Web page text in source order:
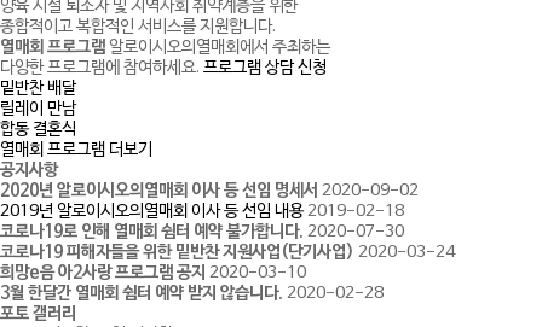
양육 시설 퇴소자 및 지역사회 취약계층을 위한
종합적이고 복합적인 서비스를 지원합니다.
열매회 프로그램 알로이시오의열매회에서 주최하는
다양한 프로그램에 참여하세요. 프로그램 상담 신청
밑반찬 배달
릴레이 만남
합동 결혼식
열매회 프로그램 더보기
공지사항
2020년 알로이시오의열매회 이사 등 선임 명세서 2020-09-02
2019년 알로이시오의열매회 이사 등 선임 내용2019-02-18
코로나19로 인해 열매회 쉼터 예약 불가합니다. 2020-07-30
코로나19 피해자들을 위한 밑반찬 지원사업(단기사업) 2020-03-24
희망e음 아2사랑 프로그램 공지 2020-03-10
3월 한달간 열매회 쉼터 예약 받지 않습니다. 2020-02-28
포토 갤러리